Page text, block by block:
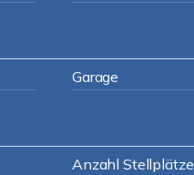
Garage
Anzahl Stellplätze